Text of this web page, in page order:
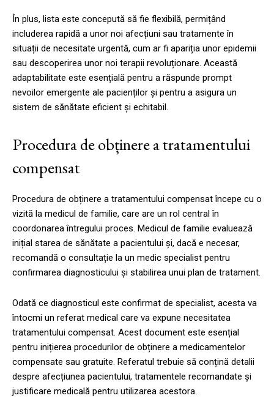
În plus, lista este concepută să fie flexibilă, permițând
includerea rapidă a unor noi afecțiuni sau tratamente în
situații de necesitate urgentă, cum ar fi apariția unor epidemii
sau descoperirea unor noi terapii revoluționare. Această
adaptabilitate este esențială pentru a răspunde prompt
nevoilor emergente ale pacienților și pentru a asigura un
sistem de sănătate eficient și echitabil.
Procedura de obținere a tratamentului
compensat
Procedura de obținere a tratamentului compensat începe cu o
vizită la medicul de familie, care are un rol central în
coordonarea întregului proces. Medicul de familie evaluează
inițial starea de sănătate a pacientului și, dacă e necesar,
recomandă o consultație la un medic specialist pentru
confirmarea diagnosticului și stabilirea unui plan de tratament.
Odată ce diagnosticul este confirmat de specialist, acesta va
întocmi un referat medical care va expune necesitatea
tratamentului compensat. Acest document este esențial
pentru inițierea procedurilor de obținere a medicamentelor
compensate sau gratuite. Referatul trebuie să conțină detalii
despre afecțiunea pacientului, tratamentele recomandate și
justificare medicală pentru utilizarea acestora.